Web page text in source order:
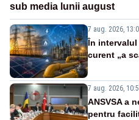
sub media lunii august
7 aug. 2026,
În intervalul
curent „a
7 aug. 2026,
ANSVSA a
pentru